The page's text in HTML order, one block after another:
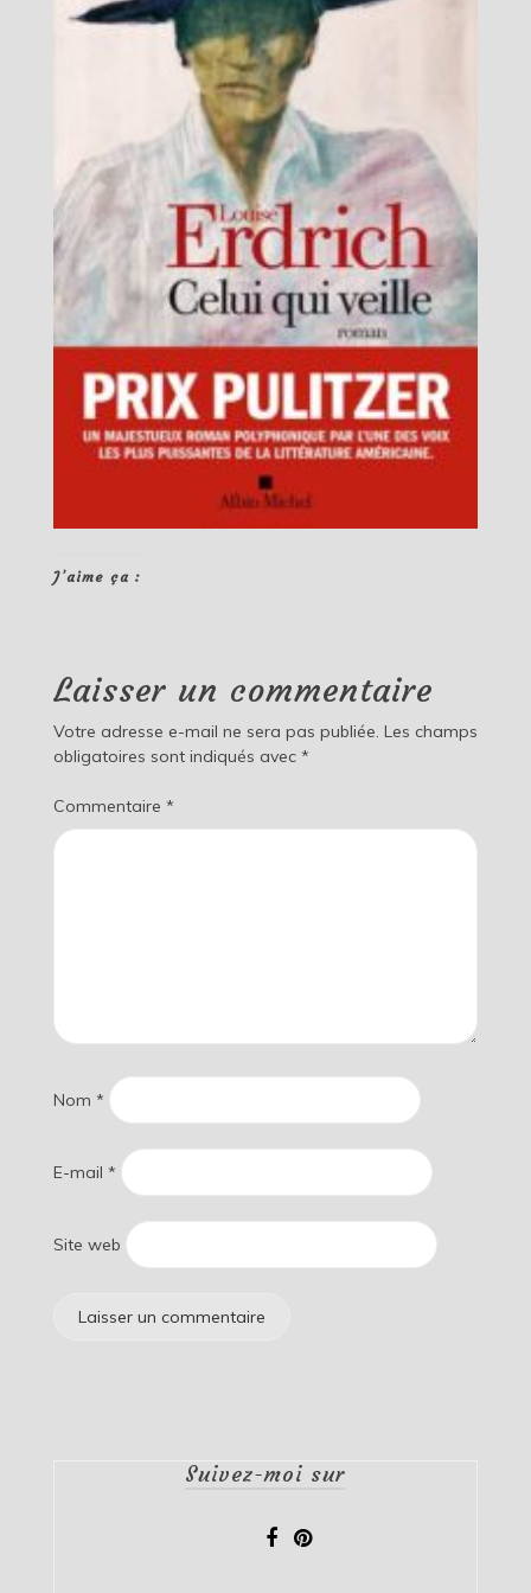
J’aime ça :
Laisser un commentaire
Votre adresse e-mail ne sera pas publiée. Les champs
obligatoires sont indiqués avec *
Commentaire *
Nom *
E-mail *
Site web
Suivez-moi sur